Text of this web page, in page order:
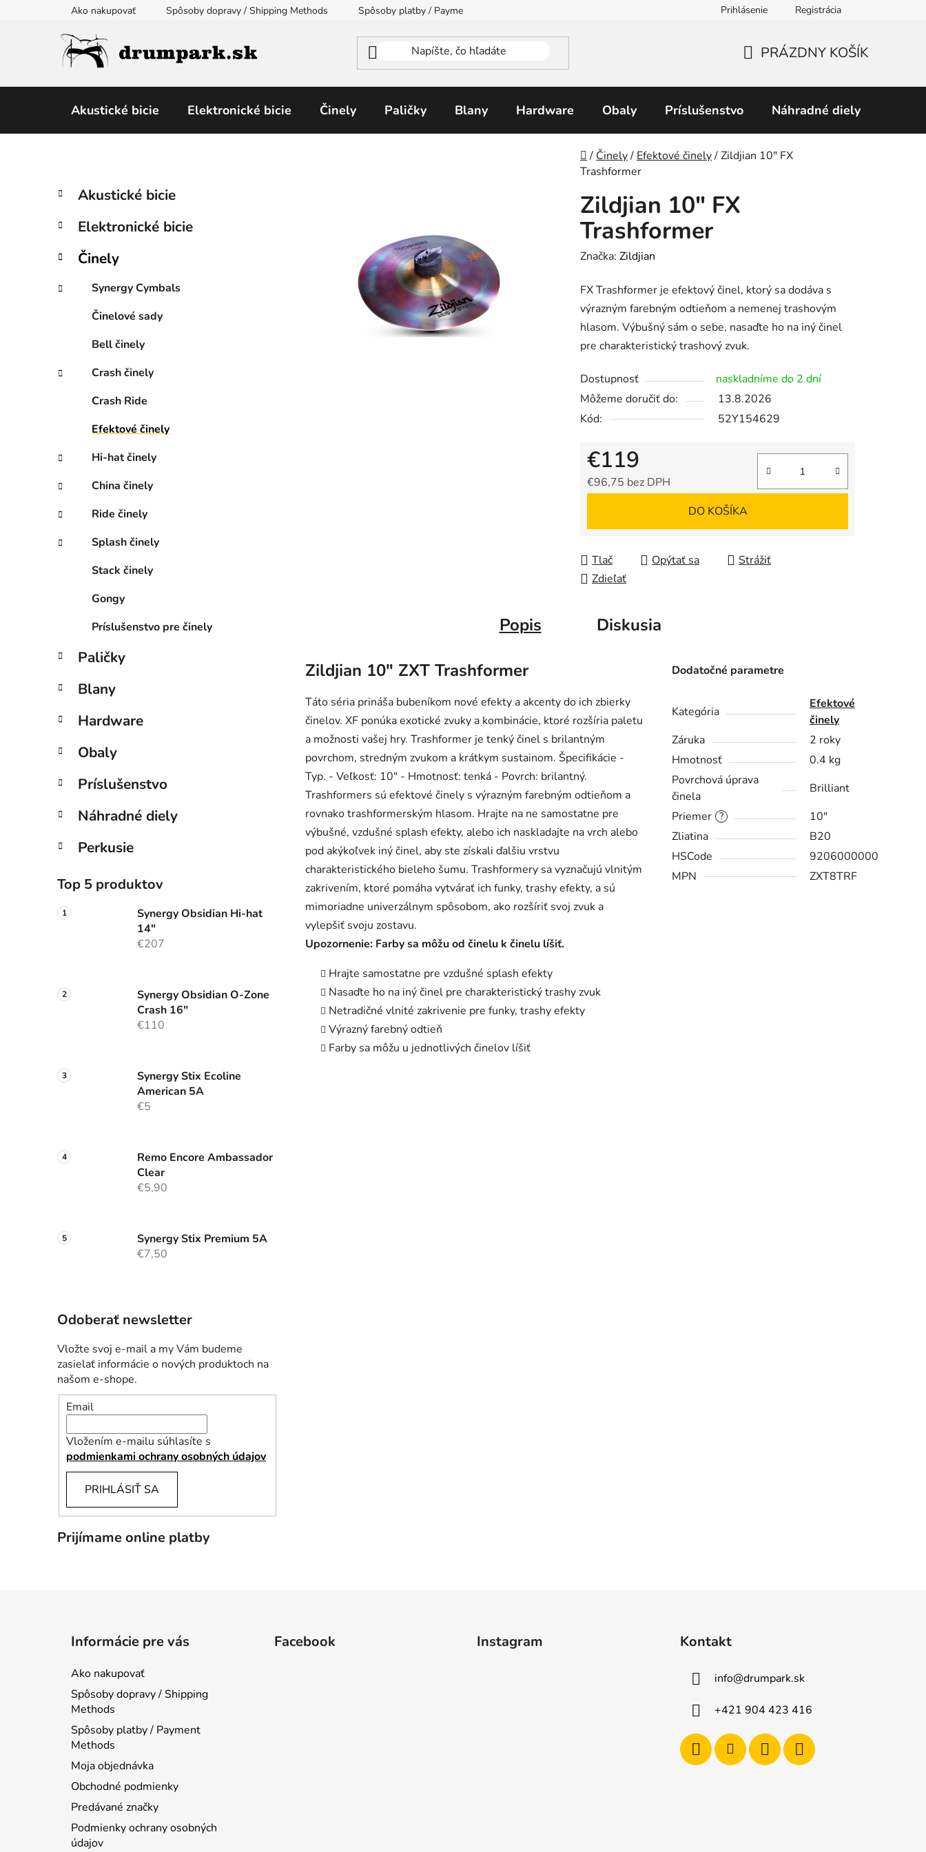
Ako nakupovať Spôsoby dopravy / Shipping Methods Spôsoby platby / Payment Methods Obchodné podmienky Predávané značky
Prihlásenie Registrácia
KOŠÍK
PRÁZDNY KOŠÍK
Akustické bicie Elektronické bicie Činely Paličky Blany Hardware Obaly Príslušenstvo Náhradné diely
Domov
/ Činely/ Efektové činely/Zildjian 10" FX
Trashformer
B
č
ý
a
Preskočiť
kategórie
K
a
e
ó
i
Akustické bicie
Elektronické bicie
Činely
Synergy Cymbals
Činelové sady
Bell činely
Crash činely
Crash Ride
Efektové činely
Hi-hat činely
China činely
Ride činely
Splash činely
Stack činely
Gongy
Príslušenstvo pre činely
Paličky
Blany
Hardware
Obaly
Príslušenstvo
Náhradné diely
Perkusie
Top 5 produktov
Synergy Obsidian Hi-hat
14"
€207
Synergy Obsidian O-Zone
Crash 16"
€110
Synergy Stix Ecoline
American 5A
€5
Remo Encore Ambassador
Clear
€5,90
Synergy Stix Premium 5A
€7,50
Odoberať newsletter
Vložte svoj e-mail a my Vám budeme
zasielať informácie o nových produktoch na
našom e-shope.
Email
Vložením e-mailu súhlasíte s
podmienkami ochrany osobných údajov
PRIHLÁSIŤ SA
Prijímame online platby
Zildjian 10" FX
Trashformer
Značka: Zildjian
FX Trashformer je efektový činel, ktorý sa dodáva s
výrazným farebným odtieňom a nemenej trashovým
hlasom. Výbušný sám o sebe, nasaďte ho na iný činel
pre charakteristický trashový zvuk.
Dostupnosť
naskladníme do 2 dní
Môžeme doručiť do:
13.8.2026
Kód:
52Y154629
€119
€96,75 bez DPH
DO KOŠÍKA
Tlač Opýtať sa
Strážiť
Zdieľať
Popis Diskusia
Zildjian 10" ZXT Trashformer
Táto séria prináša bubeníkom nové efekty a akcenty do ich zbierky
činelov. XF ponúka exotické zvuky a kombinácie, ktoré rozšíria paletu
a možnosti vašej hry. Trashformer je tenký činel s brilantným
povrchom, stredným zvukom a krátkym sustainom. Špecifikácie -
Typ. - Veľkosť: 10" - Hmotnosť: tenká - Povrch: brilantný.
Trashformers sú efektové činely s výrazným farebným odtieňom a
rovnako trashformerským hlasom. Hrajte na ne samostatne pre
výbušné, vzdušné splash efekty, alebo ich naskladajte na vrch alebo
pod akýkoľvek iný činel, aby ste získali ďalšiu vrstvu
charakteristického bieleho šumu. Trashformery sa vyznačujú vlnitým
zakrivením, ktoré pomáha vytvárať ich funky, trashy efekty, a sú
mimoriadne univerzálnym spôsobom, ako rozšíriť svoj zvuk a
vylepšiť svoju zostavu.
Upozornenie: Farby sa môžu od činelu k činelu líšiť.
Hrajte samostatne pre vzdušné splash efekty
Nasaďte ho na iný činel pre charakteristický trashy zvuk
Netradičné vlnité zakrivenie pre funky, trashy efekty
Výrazný farebný odtieň
Farby sa môžu u jednotlivých činelov líšiť
Dodatočné parametre
Kategória
Efektové
činely
Záruka
2 roky
Hmotnosť
0.4 kg
Povrchová úprava
činela
Brilliant
?
Priemer
10"
Zliatina
B20
HSCode
9206000000
MPN
ZXT8TRF
Informácie pre vás
Ako nakupovať
Spôsoby dopravy / Shipping
Methods
Spôsoby platby / Payment
Methods
Moja objednávka
Obchodné podmienky
Predávané značky
Podmienky ochrany osobných
údajov
Facebook Instagram Kontakt
info@drumpark.sk
+421 904 423 416